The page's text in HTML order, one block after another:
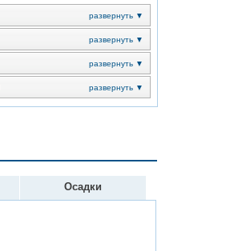
развернуть ▼
развернуть ▼
развернуть ▼
развернуть ▼
Осадки